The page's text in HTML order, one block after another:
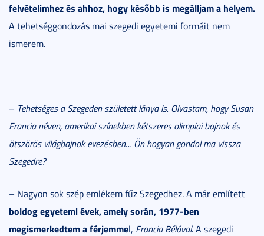
felvételimhez és ahhoz, hogy később is megálljam a helyem.
A tehetséggondozás mai szegedi egyetemi formáit nem
ismerem.
– Tehetséges a Szegeden született lánya is. Olvastam, hogy Susan
Francia néven, amerikai színekben kétszeres olimpiai bajnok és
ötszörös világbajnok evezésben… Ön hogyan gondol ma vissza
Szegedre?
– Nagyon sok szép emlékem fűz Szegedhez. A már említett
boldog egyetemi évek, amely során, 1977-ben
megismerkedtem a férjemmel, Francia Bélával. A szegedi